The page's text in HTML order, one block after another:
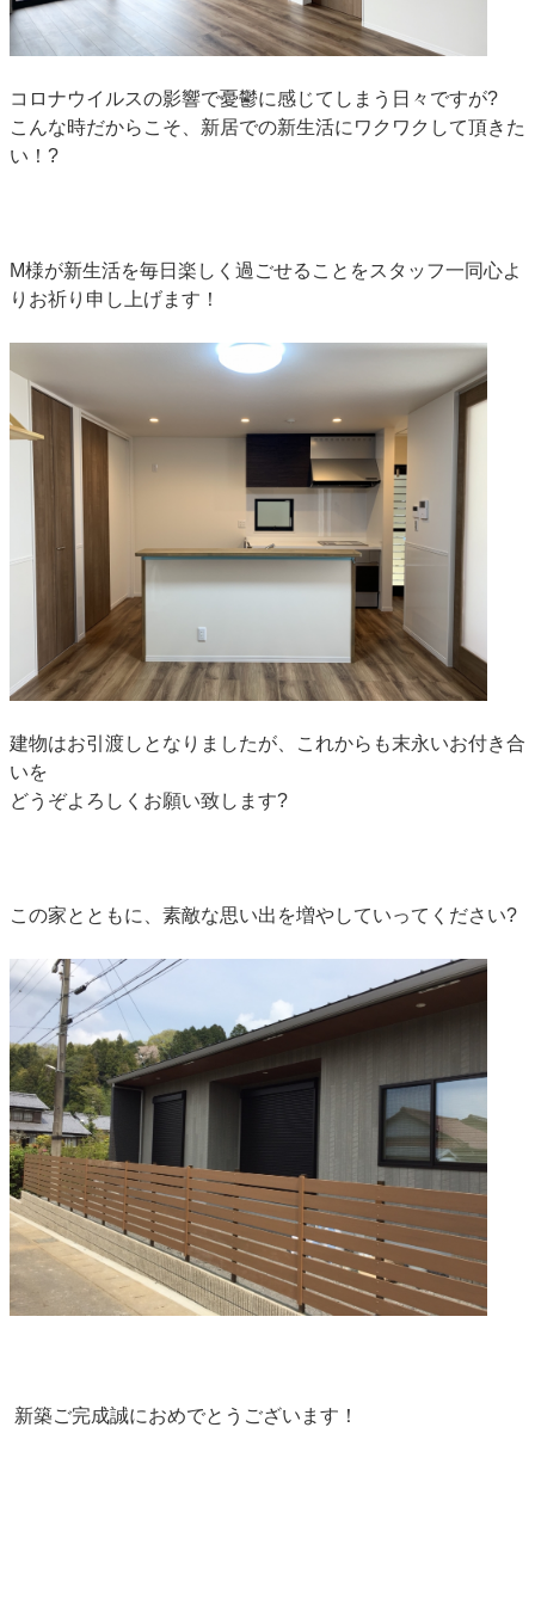
コロナウイルスの影響で憂鬱に感じてしまう日々ですが?
こんな時だからこそ、新居での新生活にワクワクして頂きた
い！?
M様が新生活を毎日楽しく過ごせることをスタッフ一同心よ
りお祈り申し上げます！
建物はお引渡しとなりましたが、これからも末永いお付き合
いを
どうぞよろしくお願い致します?
この家とともに、素敵な思い出を増やしていってください?
新築ご完成誠におめでとうございます！